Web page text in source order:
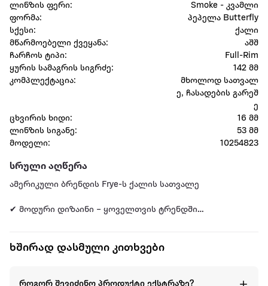
ლინზის ფერი:
Smoke - კვამლი
ფორმა:
პეპელა Butterfly
სქესი:
ქალი
მწარმოებელი ქვეყანა:
აშშ
ჩარჩოს ტიპი:
Full-Rim
ყურის სამაგრის სიგრძე:
142 მმ
კომპლექტაცია:
მხოლოდ სათვალ
ე, ჩასადების გარეშ
ე
ცხვირის ხიდი:
16 მმ
ლინზის სიგანე:
53 მმ
მოდელი:
10254823
სრული აღწერა
ამერიკული ბრენდის Frye-ს ქალის სათვალე
✔ მოდური დიზაინი – ყოველთვის ტრენდში
✔ ეფექტური UV დაცვა
ხშირად დასმული კითხვები
როგორ შევიძინო პროდუქტი ექსტრაზე?